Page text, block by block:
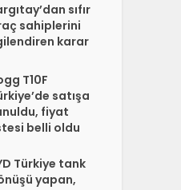
sıfır
sahiplerini
karar
T10F
satışa
fiyat
belli oldu
Türkiye tank
yapan,